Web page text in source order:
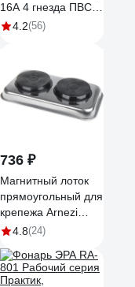
16А 4 гнезда ПВС
3х2,5 (50м) IP54 с
Z(2,5)IP
4.2(56)
736 ₽
Магнитный лоток
прямоугольный для
крепежа Arnezi
136x237 мм
4.8(24)